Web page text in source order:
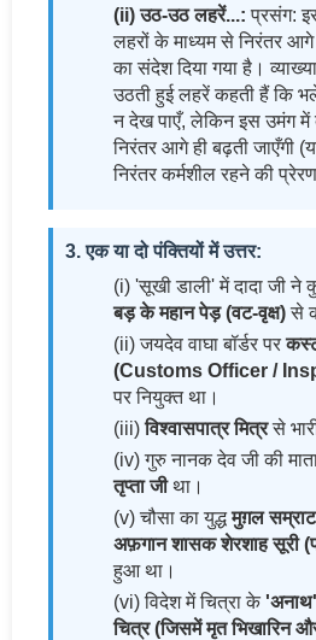
(ii) उठ-उठ लहरें...: प्रसंग:
लहरों के माध्यम से निरंतर
का संदेश दिया गया है।
उठती हुई लहरें कहती हैं कि भले
न देख पाएँ, लेकिन इस उमंग में
निरंतर आगे ही बढ़ती जाएँगी
निरंतर कर्मशील रहने की
3. एक या दो पंक्तियों में उत्तर:
(i) 'सूखी डाली' में दादा जी ने
बड़ के महान पेड़ (वट-वृक्ष)से
(ii) जयदेव वाघा बॉर्डर पर
(Customs Officer /
पर नियुक्त था।
(iii)विश्वासपात्र मित्रसे
(iv) गुरु नानक देव जी की
तृप्ता जीथा।
(v) चौसा का युद्धमुग़ल
अफ़गान शासक शेरशाह सूरी
हुआ था।
(vi) विदेश में चित्रा के'अनाथ'
चित्र (जिसमें मृत भिखारिन